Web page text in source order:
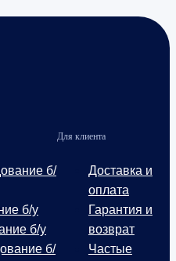
б/
б/у
б/у
б/
Для клиента
Доставка и
оплата
Гарантия и
возврат
Частые